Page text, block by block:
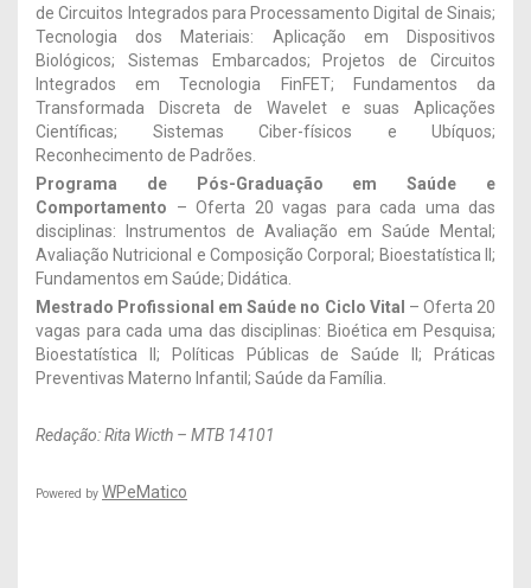
de Circuitos Integrados para Processamento Digital de Sinais;
Tecnologia dos Materiais: Aplicação em Dispositivos
Biológicos; Sistemas Embarcados; Projetos de Circuitos
Integrados em Tecnologia FinFET; Fundamentos da
Transformada Discreta de Wavelet e suas Aplicações
Científicas; Sistemas Ciber-físicos e Ubíquos;
Reconhecimento de Padrões.
Programa de Pós-Graduação em Saúde e
Comportamento – Oferta 20 vagas para cada uma das
disciplinas: Instrumentos de Avaliação em Saúde Mental;
Avaliação Nutricional e Composição Corporal; Bioestatística II;
Fundamentos em Saúde; Didática.
Mestrado Profissional em Saúde no Ciclo Vital – Oferta 20
vagas para cada uma das disciplinas: Bioética em Pesquisa;
Bioestatística II; Políticas Públicas de Saúde II; Práticas
Preventivas Materno Infantil; Saúde da Família.
Redação: Rita Wicth – MTB 14101
Powered by WPeMatico